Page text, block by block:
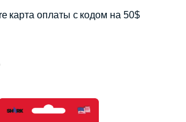
карта оплаты с кодом на 50$